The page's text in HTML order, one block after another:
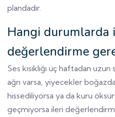
plandadır.
Hangi durumlarda
değerlendirme
Ses kısıklığı üç haftadan
ağrı varsa, yiyecekler
hissediliyorsa ya da kuru
geçmiyorsa ileri